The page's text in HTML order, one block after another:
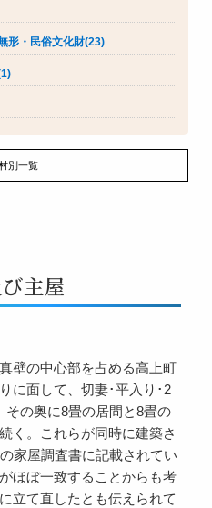
形・民俗文化財(23)
別一覧
主屋
壁の中心部を占める高上町
に面して、切妻･平入り･2
その奥に8畳の居間と8畳の
く。これらが同時に建築さ
家屋調査書に記載されてい
ほぼ一致することからも考
立て直したとも伝えられて